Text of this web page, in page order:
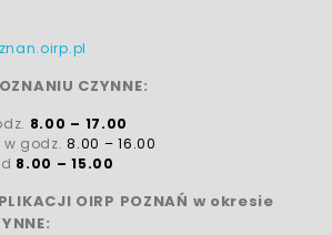
CZYNNE:
8.00 – 17.00
w godz.8.00 – 16.00
8.00 – 15.00
OIRP POZNAŃ w okresie